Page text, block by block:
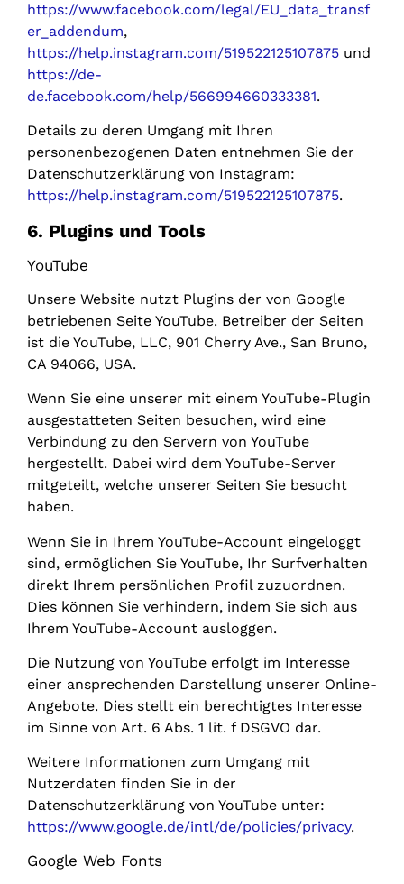
https://www.facebook.com/legal/EU_data_transf
er_addendum,
https://help.instagram.com/519522125107875 und
https://de-
de.facebook.com/help/566994660333381.
Details zu deren Umgang mit Ihren
personenbezogenen Daten entnehmen Sie der
Datenschutzerklärung von Instagram:
https://help.instagram.com/519522125107875.
6. Plugins und Tools
YouTube
Unsere Website nutzt Plugins der von Google
betriebenen Seite YouTube. Betreiber der Seiten
ist die YouTube, LLC, 901 Cherry Ave., San Bruno,
CA 94066, USA.
Wenn Sie eine unserer mit einem YouTube-Plugin
ausgestatteten Seiten besuchen, wird eine
Verbindung zu den Servern von YouTube
hergestellt. Dabei wird dem YouTube-Server
mitgeteilt, welche unserer Seiten Sie besucht
haben.
Wenn Sie in Ihrem YouTube-Account eingeloggt
sind, ermöglichen Sie YouTube, Ihr Surfverhalten
direkt Ihrem persönlichen Profil zuzuordnen.
Dies können Sie verhindern, indem Sie sich aus
Ihrem YouTube-Account ausloggen.
Die Nutzung von YouTube erfolgt im Interesse
einer ansprechenden Darstellung unserer Online-
Angebote. Dies stellt ein berechtigtes Interesse
im Sinne von Art. 6 Abs. 1 lit. f DSGVO dar.
Weitere Informationen zum Umgang mit
Nutzerdaten finden Sie in der
Datenschutzerklärung von YouTube unter:
https://www.google.de/intl/de/policies/privacy.
Google Web Fonts